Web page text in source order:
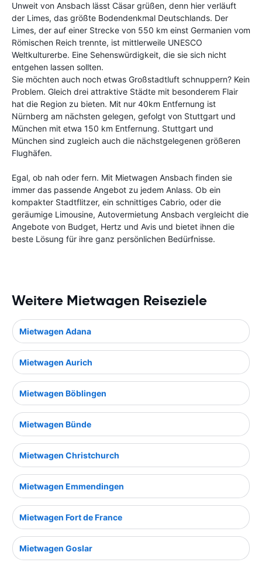
Unweit von Ansbach lässt Cäsar grüßen, denn hier verläuft
der Limes, das größte Bodendenkmal Deutschlands. Der
Limes, der auf einer Strecke von 550 km einst Germanien vom
Römischen Reich trennte, ist mittlerweile UNESCO
Weltkulturerbe. Eine Sehenswürdigkeit, die sie sich nicht
entgehen lassen sollten.
Sie möchten auch noch etwas Großstadtluft schnuppern? Kein
Problem. Gleich drei attraktive Städte mit besonderem Flair
hat die Region zu bieten. Mit nur 40km Entfernung ist
Nürnberg am nächsten gelegen, gefolgt von Stuttgart und
München mit etwa 150 km Entfernung. Stuttgart und
München sind zugleich auch die nächstgelegenen größeren
Flughäfen.
Egal, ob nah oder fern. Mit Mietwagen Ansbach finden sie
immer das passende Angebot zu jedem Anlass. Ob ein
kompakter Stadtflitzer, ein schnittiges Cabrio, oder die
geräumige Limousine, Autovermietung Ansbach vergleicht die
Angebote von Budget, Hertz und Avis und bietet ihnen die
beste Lösung für ihre ganz persönlichen Bedürfnisse.
Weitere Mietwagen Reiseziele
Mietwagen Adana
Mietwagen Aurich
Mietwagen Böblingen
Mietwagen Bünde
Mietwagen Christchurch
Mietwagen Emmendingen
Mietwagen Fort de France
Mietwagen Goslar